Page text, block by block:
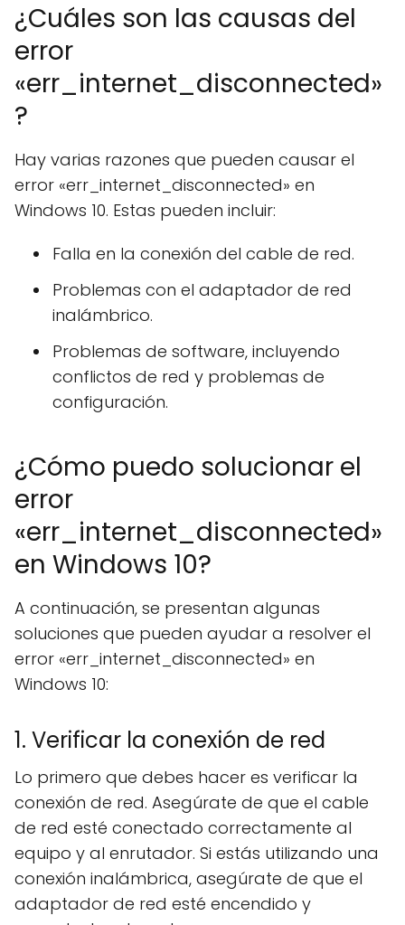
¿Cuáles son las causas del
error
«err_internet_disconnected»
?
Hay varias razones que pueden causar el
error «err_internet_disconnected» en
Windows 10. Estas pueden incluir:
Falla en la conexión del cable de red.
Problemas con el adaptador de red
inalámbrico.
Problemas de software, incluyendo
conflictos de red y problemas de
configuración.
¿Cómo puedo solucionar el
error
«err_internet_disconnected»
en Windows 10?
A continuación, se presentan algunas
soluciones que pueden ayudar a resolver el
error «err_internet_disconnected» en
Windows 10:
1. Verificar la conexión de red
Lo primero que debes hacer es verificar la
conexión de red. Asegúrate de que el cable
de red esté conectado correctamente al
equipo y al enrutador. Si estás utilizando una
conexión inalámbrica, asegúrate de que el
adaptador de red esté encendido y